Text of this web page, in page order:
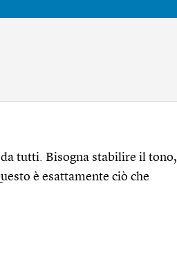
tutti. Bisogna stabilire il tono,
è esattamente ciò che